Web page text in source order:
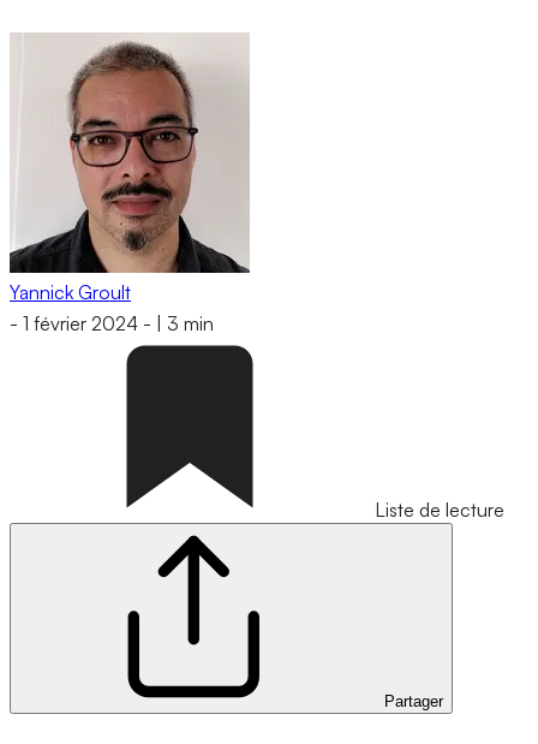
Yannick Groult
- 1 février 2024 - 3 min
Liste de lecture
Partager